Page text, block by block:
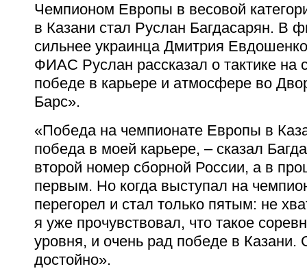
Чемпионом Европы в весовой
в Казани стал Руслан Багдасарян. В
сильнее украинца Дмитрия
ФИАС Руслан рассказал о тактике на
победе в карьере и атмосфере во
Барс».
«Победа на чемпионате Европы в
победа в моей карьере, – сказал
второй номер сборной России, а в
первым. Но когда выступал на
перегорел и стал только пятым: не
я уже прочувствовал, что такое
уровня, и очень рад победе в Казани.
достойно».